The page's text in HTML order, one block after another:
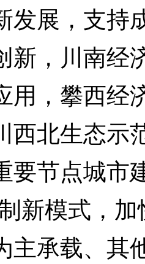
发展，支持
新，川南经
用，攀西经
西北生态示
要节点城市
新模式，
主承载、其